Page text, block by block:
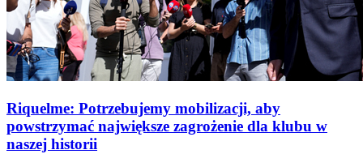
Riquelme: Potrzebujemy mobilizacji, aby
powstrzymać największe zagrożenie dla klubu w
naszej historii